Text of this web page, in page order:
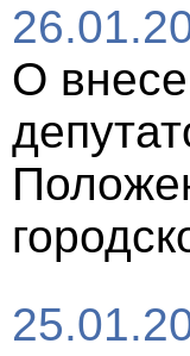
О